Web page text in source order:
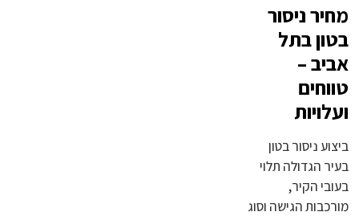
מחיר ניסור
בטון בתל
אביב –
טווחים
ועלויות
ביצוע ניסור בטון
בעיר הגדולה תלוי
בעובי הקיר,
מורכבות הגישה וסוג